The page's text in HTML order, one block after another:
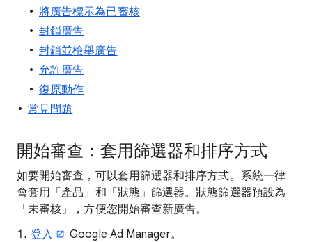
將廣告標示為已審核
封鎖廣告
封鎖並檢舉廣告
允許廣告
復原動作
常見問題
開始審查：套用篩選器和排序方式
如要開始審查，可以套用篩選器和排序方式。系統一律
會套用「產品」和「狀態」篩選器。狀態篩選器預設為
「未審核」，方便您開始審查新廣告。
登入
Google Ad Manager。